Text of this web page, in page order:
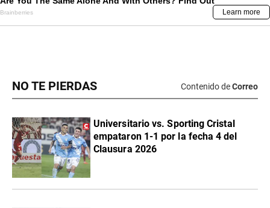
NO TE PIERDAS Contenido deCorreo
Universitario vs. Sporting Cristal
empataron 1-1 por la fecha 4 del
Clausura 2026